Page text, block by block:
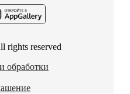
rights reserved
обработки